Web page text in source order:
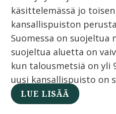
käsittelemässä jo
kansallispuiston
Suomessa on suojeltua
suojeltua aluetta on
kun talousmetsiä on yli
uusi kansallispuisto on
LUE LISÄÄ